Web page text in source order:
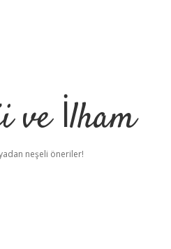
ve İlham
neşeli öneriler!